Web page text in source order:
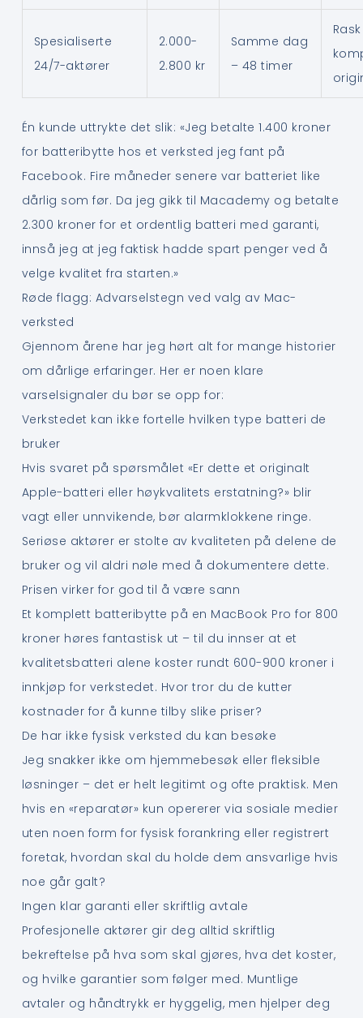
Spesialiserte
24/7-aktører
2.000-
2.800 kr
Samme dag
– 48 timer
Én kunde uttrykte det slik: «Jeg betalte 1.400 kroner
for batteribytte hos et verksted jeg fant på
Facebook. Fire måneder senere var batteriet like
dårlig som før. Da jeg gikk til Macademy og betalte
2.300 kroner for et ordentlig batteri med garanti,
innså jeg at jeg faktisk hadde spart penger ved å
velge kvalitet fra starten.»
Røde flagg: Advarselstegn ved valg av Mac-
verksted
Gjennom årene har jeg hørt alt for mange historier
om dårlige erfaringer. Her er noen klare
varselsignaler du bør se opp for:
Verkstedet kan ikke fortelle hvilken type batteri de
bruker
Hvis svaret på spørsmålet «Er dette et originalt
Apple-batteri eller høykvalitets erstatning?» blir
vagt eller unnvikende, bør alarmklokkene ringe.
Seriøse aktører er stolte av kvaliteten på delene de
bruker og vil aldri nøle med å dokumentere dette.
Prisen virker for god til å være sann
Et komplett batteribytte på en MacBook Pro for 800
kroner høres fantastisk ut – til du innser at et
kvalitetsbatteri alene koster rundt 600-900 kroner i
innkjøp for verkstedet. Hvor tror du de kutter
kostnader for å kunne tilby slike priser?
De har ikke fysisk verksted du kan besøke
Jeg snakker ikke om hjemmebesøk eller fleksible
løsninger – det er helt legitimt og ofte praktisk. Men
hvis en «reparatør» kun opererer via sosiale medier
uten noen form for fysisk forankring eller registrert
foretak, hvordan skal du holde dem ansvarlige hvis
noe går galt?
Ingen klar garanti eller skriftlig avtale
Profesjonelle aktører gir deg alltid skriftlig
bekreftelse på hva som skal gjøres, hva det koster,
og hvilke garantier som følger med. Muntlige
avtaler og håndtrykk er hyggelig, men hjelper deg